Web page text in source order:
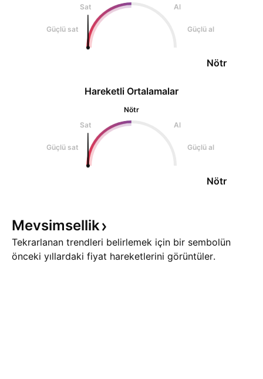
Sat
Al
Güçlü sat Güçlü al
Nötr
Hareketli Ortalamalar
Nötr
Sat
Al
Güçlü sat Güçlü al
Nötr
Mevsimsellik
Tekrarlanan trendleri belirlemek için bir sembolün
önceki yıllardaki fiyat hareketlerini görüntüler.